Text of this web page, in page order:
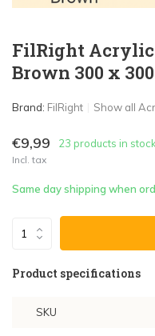
FilRight
Brown 300 x 300
Brand: FilRight Show all
€9,99 23 products in stock
Incl. tax
Same day shipping when
Product specifications
SKU